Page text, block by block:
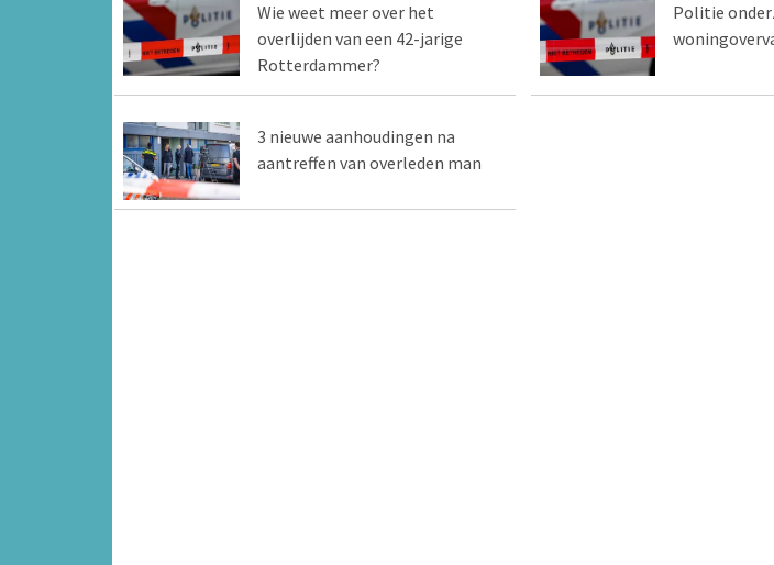
Wie weet meer over het
overlijden van een 42-jarige
Rotterdammer?
Politie
3 nieuwe aanhoudingen na
aantreffen van overleden man